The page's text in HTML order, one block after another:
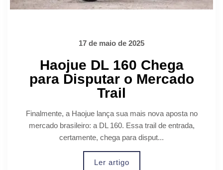
17 de maio de 2025
Haojue DL 160 Chega
para Disputar o Mercado
Trail
Finalmente, a Haojue lança sua mais nova aposta no
mercado brasileiro: a DL 160. Essa trail de entrada,
certamente, chega para disput...
Ler artigo